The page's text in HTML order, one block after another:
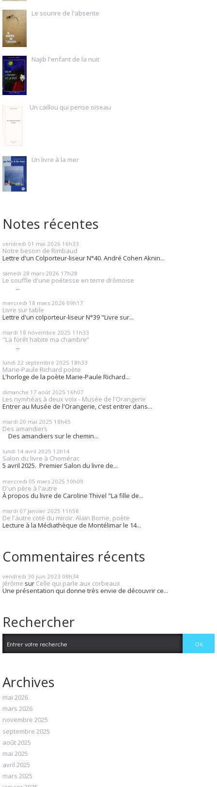
Le sourire de l'absente
Najib l'enfant de la nuit
Un caillou qui pense oiseau
Un livre à la mer
Notes récentes
vendredi 01 mai 2026 16h33
Notre besoin de Rimbaud
Lettre d'un Colporteur-liseur N°40. André Cohen Aknin...
samedi 28 mars 2026 17h28
Le souffle d'une poétesse en terre drômoise
...
mercredi 18 mars 2026 09h17
Livre sur table
Lettre d'un colporteur-liseur N°39 "Livre sur...
mardi 18 novembre 2025 11h33
"La forêt habite ma chambre”
...
lundi 22 septembre 2025 18h33
Marie-Paule Richard poète
L'horloge de la poète Marie-Paule Richard...
dimanche 17 août 2025 16h07
Les nymhéas à deux voix - Musée de l'Orangerie
Entrer au Musée de l'Orangerie, c'est entrer dans...
mardi 20 mai 2025 18h45
Des amandiers
Des amandiers sur le chemin...
lundi 14 avril 2025 12h14
Salon du livre à Chomérac
5 avril 2025. Premier Salon du livre de...
mercredi 05 mars 2025 10h09
D'un père à l'autre
À propos du livre de Caroline Thivel "La fille de...
mardi 07 janvier 2025 11h58
De l'autre coté du miroir. Alain Borne, poète
Lecture à la Médiathèque de Montélimar le 14...
Commentaires récents
vendredi 30 juin 2023 08h34
Jérôme sur Celle qui parle aux corbeaux
Une présentation qui donne très envie de découvrir ce...
Rechercher
Archives
mai 2026
mars 2026
novembre 2025
septembre 2025
août 2025
mai 2025
avril 2025
mars 2025